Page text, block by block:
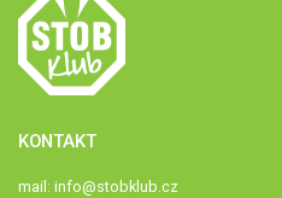
KONTAKT
mail: info@stobklub.cz